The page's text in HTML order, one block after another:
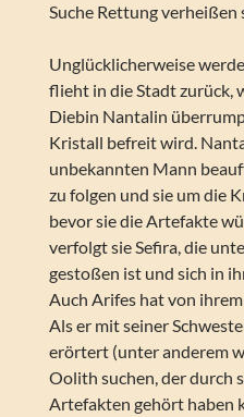
Suche Rettung verheißen
Unglücklicherweise
flieht in die Stadt zurück,
Diebin Nantalin
Kristall befreit wird.
unbekannten Mann
zu folgen und sie um die
bevor sie die Artefakte
verfolgt sie Sefira, die
gestoßen ist und sich in
Auch Arifes hat von
Als er mit seiner
erörtert (unter anderem
Oolith suchen, der durch
Artefakten gehört haben